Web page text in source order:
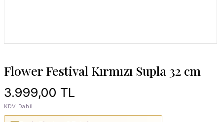
Flower Festival Kırmızı Supla 32 cm
3.999,00 TL
KDV Dahil